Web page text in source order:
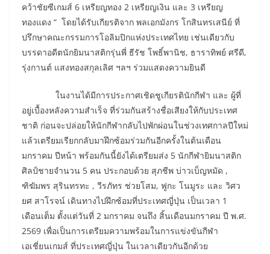
คว้าชัยซีเกมส์ 6 เหรียญทอง 2 เหรียญเงิน และ 3 เหรียญ
ทองแดง “ โดยได้รับเกียรติจาก พลเอกมังกร โกสินทรเสนีย์ ที่
ปรึกษาคณะกรรมการโอลิมปิกแห่งประเทศไทย เช่นเดียวกับ
บรรดาอดีตนักยิมนาสติกรุ่นพี่ ธีรัช โพธิ์พานิช, ธาราทิพย์ ศรีดี,
รุ่งกานต์ แสงทองสกุลเลิศ ฯลฯ ร่วมแสดงความยินดี
ในงานได้มีการประกาศเชิดชูเกียรตินักกีฬา และ ผู้ที่
อยู่เบื้องหลังความสำเร็จ ที่ร่วมกันสร้างชื่อเสียงให้กับประเทศ
ชาติ ก่อนจะปล่อยให้นักกีฬากลับไปพักผ่อนในช่วงเทศกาลปีใหม่
แล้วเตรียมเรียกกลับมาฝึกซ้อมร่วมกันอีกครั้งในต้นเดือน
มกราคม ปีหน้า พร้อมกันนี้ยังได้เตรียมส่ง 5 นักกีฬายิมนาสติก
ศิลป์ชายจำนวน 5 คน ประกอบด้วย สุภชีพ บ่าวเบ็ญหมัด ,
ฑิฆัมพร สุรินทรทะ , วีรภัทร ช่วยโสม, ฟูกะ โนมูระ และ วิศว
ยศ สาโรจน์ เดินทางไปฝึกซ้อมที่ประเทศญี่ปุ่น เป็นเวลา 1
เดือนเต็ม ตั้งแต่วันที่ 2 มกราคม จนถึง สิ้นเดือนมกราคม ปี พ.ศ.
2569 เพื่อเป็นการเตรียมความพร้อมในการแข่งขันกีฬา
เอเชี่ยนเกมส์ ที่ประเทศญี่ปุ่น ในเวลาเดียวกันอีกด้วย